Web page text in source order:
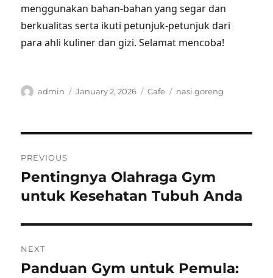
menggunakan bahan-bahan yang segar dan
berkualitas serta ikuti petunjuk-petunjuk dari
para ahli kuliner dan gizi. Selamat mencoba!
Author
admin
Posted
January 2, 2026 Categories
Cafe Tags
nasi goreng
navigation
PREVIOUS
Previous
post:
Pentingnya Olahraga Gym
untuk Kesehatan Tubuh Anda
NEXT
Next
Panduan Gym untuk Pemula: